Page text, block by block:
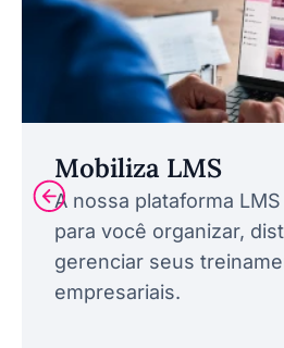
Mobiliza LMS
A nossa plataforma
para você organizar,
gerenciar seus
empresariais.